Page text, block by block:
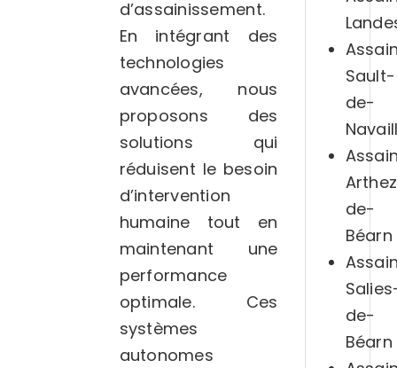
d’assainissement.
En intégrant des
technologies
avancées, nous
proposons des
solutions qui
réduisent le besoin
d’intervention
humaine tout en
maintenant une
performance
optimale. Ces
systèmes
autonomes
Sault-
de-
de-
Béarn
de-
Béarn